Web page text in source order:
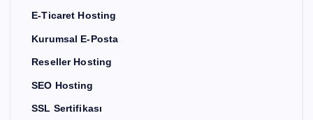
E-Ticaret Hosting
Kurumsal E-Posta
Reseller Hosting
SEO Hosting
SSL Sertifikası